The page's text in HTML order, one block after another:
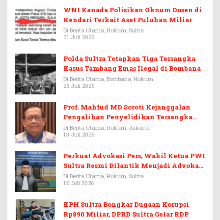
WNI Kanada Polisikan Oknum Dosen di
Kendari Terkait Aset Puluhan Miliar
Di Berita Utama, Hukum, Sultra
31 Juli 2026
Polda Sultra Tetapkan Tiga Tersangka
Kasus Tambang Emas Ilegal di Bombana
Di Berita Utama, Bombana, Hukum
26 Juli 2026
Prof. Mahfud MD Soroti Kejanggalan
Pengalihan Penyelidikan Tersangka
Febrie Adriansyah
Di Berita Utama, Hukum, Jakarta
13 Juli 2026
Perkuat Advokasi Pers, Wakil Ketua PWI
Sultra Resmi Dilantik Menjadi Advokat
PERADI
Di Berita Utama, Hukum, Sultra
12 Juli 2026
KPH Sultra Bongkar Dugaan Korupsi
Rp890 Miliar, DPRD Sultra Gelar RDP